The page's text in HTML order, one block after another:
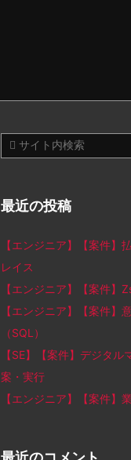
最近の投稿
【エンジニア】【案件】
レイス
【エンジニア】【案件】
【エンジニア】【案件】
（SQL）
【SE】【案件】デジタ
案・実行
【エンジニア】【案件】